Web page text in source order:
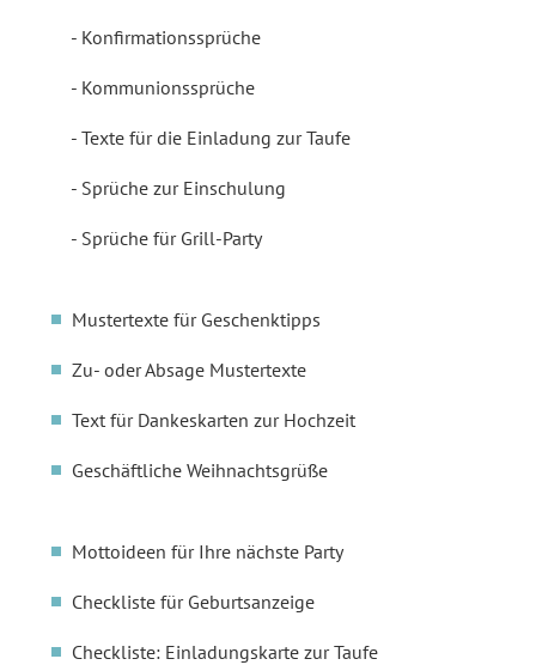
Konfirmationssprüche
Kommunionssprüche
Texte für die Einladung zur Taufe
Sprüche zur Einschulung
Sprüche für Grill-Party
Mustertexte für Geschenktipps
Zu- oder Absage Mustertexte
Text für Dankeskarten zur Hochzeit
Geschäftliche Weihnachtsgrüße
Mottoideen für Ihre nächste Party
Checkliste für Geburtsanzeige
Checkliste: Einladungskarte zur Taufe